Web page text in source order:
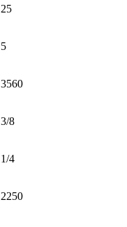
25
5
3560
3/8
1/4
2250